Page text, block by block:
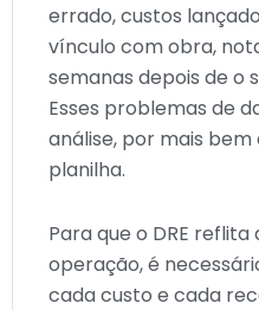
errado, custos
vínculo com obra,
semanas depois de o
Esses problemas de
análise, por mais
planilha.
Para que o DRE
operação, é
cada custo e cada